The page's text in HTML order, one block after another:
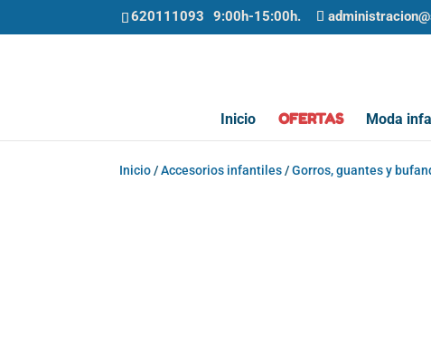
620111093
Inicio OFERTAS Moda
Inicio/Accesorios infantiles/Gorros, guantes y